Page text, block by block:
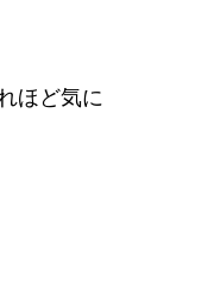
ほど気に